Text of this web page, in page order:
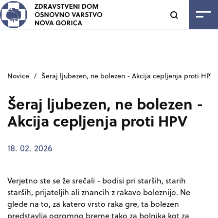
Novice / Šeraj ljubezen, ne bolezen - Akcija cepljenja proti HPV
Šeraj ljubezen, ne bolezen -
Akcija cepljenja proti HPV
18. 02. 2026
Verjetno ste se že srečali - bodisi pri starših, starih
starših, prijateljih ali znancih z rakavo boleznijo. Ne
glede na to, za katero vrsto raka gre, ta bolezen
predstavlja ogromno breme tako za bolnika kot za